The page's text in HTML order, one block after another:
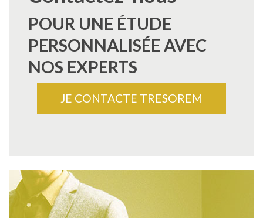
POUR UNE ÉTUDE
PERSONNALISÉE AVEC
NOS EXPERTS
JE CONTACTE TRESOREM